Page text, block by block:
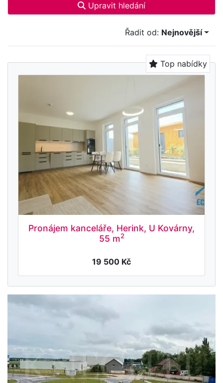
Upravit hledání
Řadit od: Nejnovější
Top nabídky
Pronájem kanceláře, Herink, U Kovárny,
55 m2
19 500 Kč